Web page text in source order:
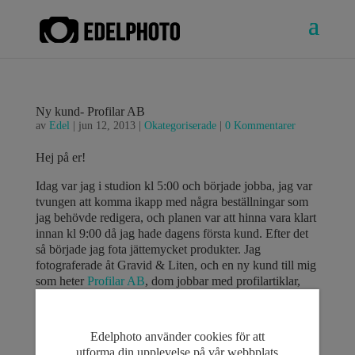
Ny kund- Profilar AB
av Edel| jun 12, 2013| Okategoriserade| 0 Kommentarer
Hej på er!
Idag var jag i studion kl 5:00 och började jobba, jag var
tvungen att komma ikapp med några beställningar som
jag behövde redigera, och planen var att hinna vara klart
innan kl 9:00 då jag hade dagens första kund. Efter det
så började jag fota jättemycket produkter. Jag
fotograferade åt Gravid & Liten, och en ny kund till mig
som heter Profilar AB, dom jobbar med profilartiklar,
Profilarvill hålla en hög standard på deras
Edelphoto använder cookies för att
utforma din upplevelse på vår webbplats